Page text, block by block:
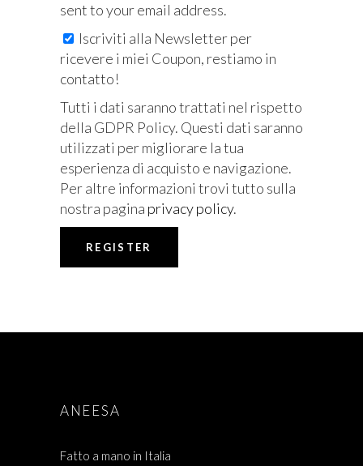
sent to your email address.
Iscriviti alla Newsletter per
ricevere i miei Coupon, restiamo in
contatto!
Tutti i dati saranno trattati nel rispetto
della GDPR Policy. Questi dati saranno
utilizzati per migliorare la tua
esperienza di acquisto e navigazione.
Per altre informazioni trovi tutto sulla
nostra pagina privacy policy.
REGISTER
ANEESA
Fatto a mano in Italia